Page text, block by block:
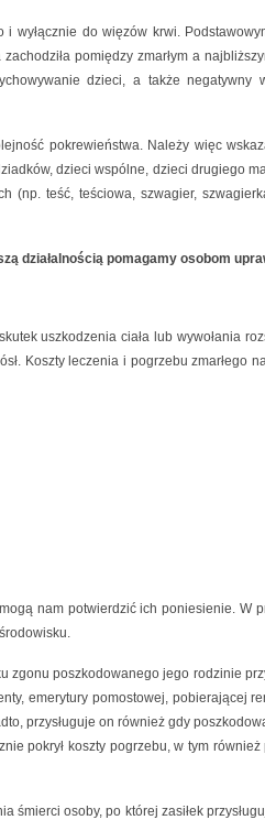
do więzów krwi.
pomiędzy zmarłym a
dzieci, a także negatywny
pokrewieństwa. Należy więc
dzieci wspólne, dzieci drugiego
(np. teść, teściowa, szwagier,
działalnością pomagamy osobom
uszkodzenia ciała lub wywołania
Koszty leczenia i pogrzebu zmarłego
nam potwierdzić ich poniesienie. W
zgonu poszkodowanego jego rodzinie
emerytury pomostowej, pobierającej
przysługuje on również gdy
pokrył koszty pogrzebu, w tym
osoby, po której zasiłek